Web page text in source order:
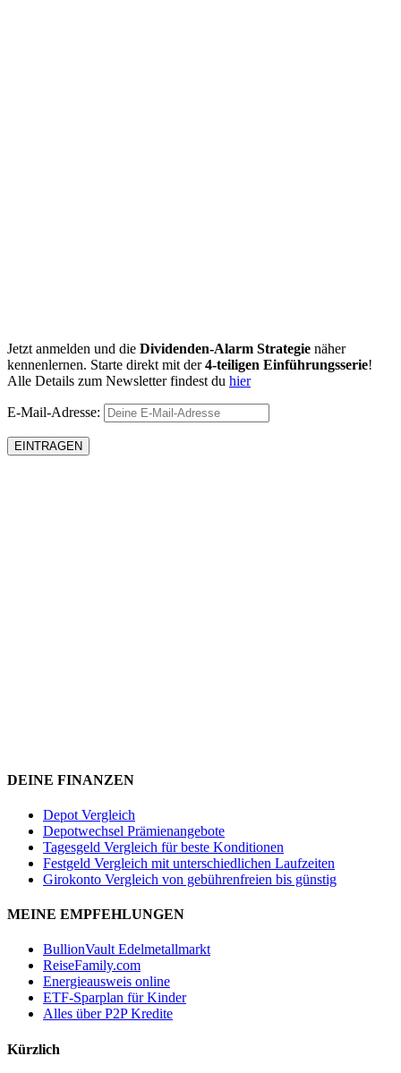
Jetzt anmelden und die Dividenden-Alarm Strategie näher
kennenlernen. Starte direkt mit der4-teiligen Einführungsserie!
Alle Details zum Newsletter findest du hier
E-Mail-Adresse:
DEINE FINANZEN
Depot Vergleich
Depotwechsel Prämienangebote
Tagesgeld Vergleich für beste Konditionen
Festgeld Vergleich mit unterschiedlichen Laufzeiten
Girokonto Vergleich von gebührenfreien bis günstig
MEINE EMPFEHLUNGEN
BullionVault Edelmetallmarkt
ReiseFamily.com
Energieausweis online
ETF-Sparplan für Kinder
Alles über P2P Kredite
Kürzlich